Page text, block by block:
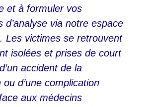
et à formuler vos
d’analyse via notre espace
Les victimes se retrouvent
isolées et prises de court
accident de la
ou d’une complication
aux médecins